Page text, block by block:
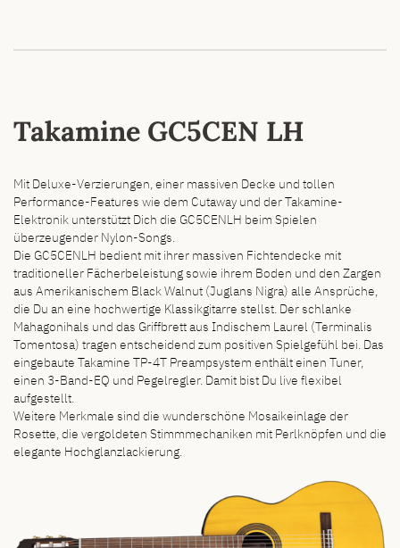
Takamine GC5CEN LH
Mit Deluxe-Verzierungen, einer massiven Decke und tollen
Performance-Features wie dem Cutaway und der Takamine-
Elektronik unterstützt Dich die GC5CENLH beim Spielen
überzeugender Nylon-Songs.
Die GC5CENLH bedient mit ihrer massiven Fichtendecke mit
traditioneller Fächerbeleistung sowie ihrem Boden und den Zargen
aus Amerikanischem Black Walnut (Juglans Nigra) alle Ansprüche,
die Du an eine hochwertige Klassikgitarre stellst. Der schlanke
Mahagonihals und das Griffbrett aus Indischem Laurel (Terminalis
Tomentosa) tragen entscheidend zum positiven Spielgefühl bei. Das
eingebaute Takamine TP-4T Preampsystem enthält einen Tuner,
einen 3-Band-EQ und Pegelregler. Damit bist Du live flexibel
aufgestellt.
Weitere Merkmale sind die wunderschöne Mosaikeinlage der
Rosette, die vergoldeten Stimmmechaniken mit Perlknöpfen und die
elegante Hochglanzlackierung.